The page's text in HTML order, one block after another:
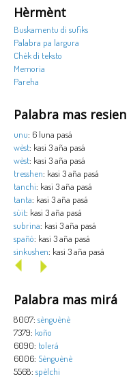
Hèrmènt
Buskamentu di sufiks
Palabra pa largura
Chèk di teksto
Memoria
Pareha
Palabra mas resien
unu: 6 luna pasá
wèst: kasi 3 aña pasá
wèst: kasi 3 aña pasá
tresshen: kasi 3 aña pasá
tanchi: kasi 3 aña pasá
tanta: kasi 3 aña pasá
sùit: kasi 3 aña pasá
subrina: kasi 3 aña pasá
spañó: kasi 3 aña pasá
sinkushen: kasi 3 aña pasá
Palabra mas mirá
8007: sènguènè
7379: koño
6090: tolerá
6006: Sènguènè
5568: spèlchi